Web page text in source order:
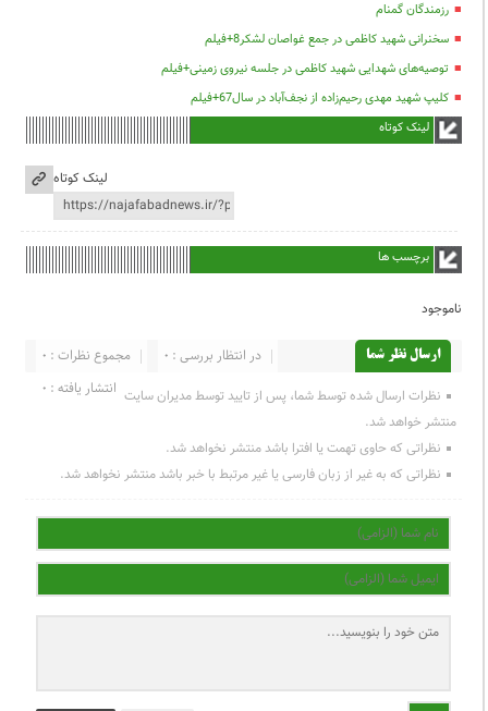
رزمندگان گمنام
سخنرانی شهید کاظمی در جمع غواصان لشکر8+فیلم
توصیه‌های شهدایی شهید کاظمی در جلسه نیروی زمینی+فیلم
کلیپ شهید مهدی رحیم‌زاده از نجف‌آباد در سال67+فیلم
لینک کوتاه
لینک کوتاه
برچسب ها
ناموجود
ارسال نظر شما مجموع نظرات : 0
در انتظار بررسی : 0
انتشار یافته : 0
نظرات ارسال شده توسط شما، پس از تایید توسط مدیران سایت
منتشر خواهد شد.
نظراتی که حاوی تهمت یا افترا باشد منتشر نخواهد شد.
نظراتی که به غیر از زبان فارسی یا غیر مرتبط با خبر باشد منتشر نخواهد شد.